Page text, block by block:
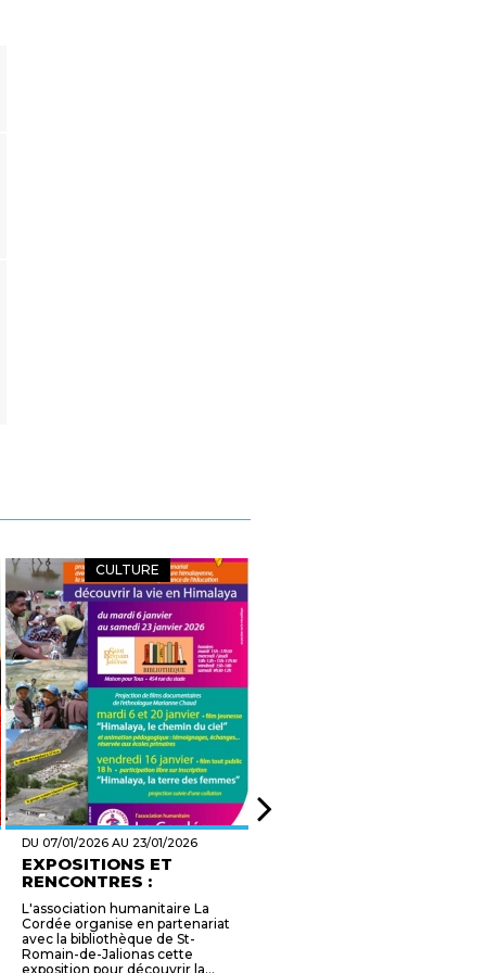
CULTURE
DU 07/01/2026 AU 23/01/2026
EXPOSITIONS ET
RENCONTRES :
DÉCOUVR...
L'association humanitaire La
Cordée organise en partenariat
avec la bibliothèque de St-
Romain-de-Jalionas cette
exposition pour découvrir la...